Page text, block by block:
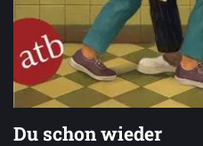
Du schon wieder